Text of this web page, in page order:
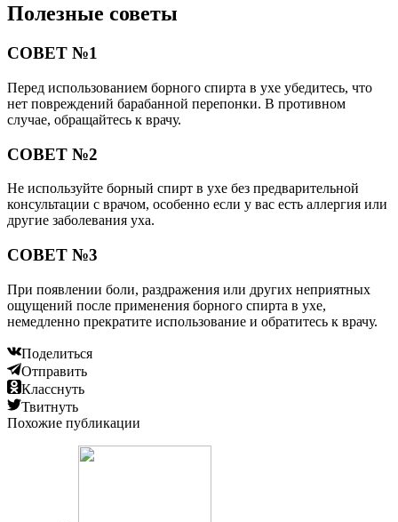
Полезные советы
СОВЕТ №1
Перед использованием борного спирта в ухе убедитесь, что
нет повреждений барабанной перепонки. В противном
случае, обращайтесь к врачу.
СОВЕТ №2
Не используйте борный спирт в ухе без предварительной
консультации с врачом, особенно если у вас есть аллергия или
другие заболевания уха.
СОВЕТ №3
При появлении боли, раздражения или других неприятных
ощущений после применения борного спирта в ухе,
немедленно прекратите использование и обратитесь к врачу.
Поделиться
Отправить
Класснуть
Твитнуть
Похожие публикации